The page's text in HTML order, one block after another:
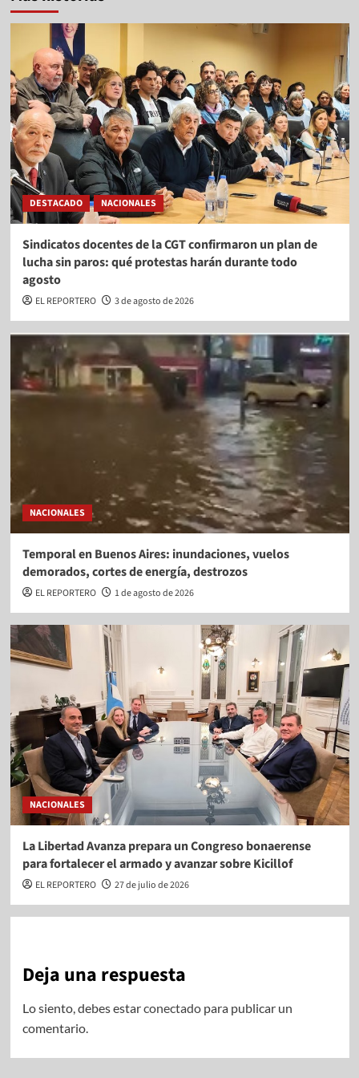
DESTACADO NACIONALES
Sindicatos docentes de la CGT confirmaron un plan de
lucha sin paros: qué protestas harán durante todo
agosto
EL REPORTERO 3 de agosto de 2026
NACIONALES
Temporal en Buenos Aires: inundaciones, vuelos
demorados, cortes de energía, destrozos
EL REPORTERO 1 de agosto de 2026
NACIONALES
La Libertad Avanza prepara un Congreso bonaerense
para fortalecer el armado y avanzar sobre Kicillof
EL REPORTERO 27 de julio de 2026
Deja una respuesta
Lo siento, debes estarconectadopara publicar un
comentario.